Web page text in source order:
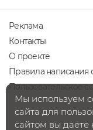
Реклама
Контакты
О проекте
Правила написания
Пользовательское
Мы используем
сайта для
сайтом вы даете